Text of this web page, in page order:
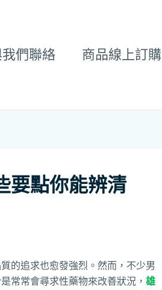
們聯絡 商品線上訂購
要點你能辨清
的追求也愈發強烈。然而，不少男
常常會尋求性藥物來改善狀況， 雄